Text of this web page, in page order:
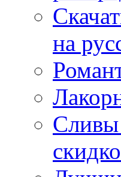
на
Сливы